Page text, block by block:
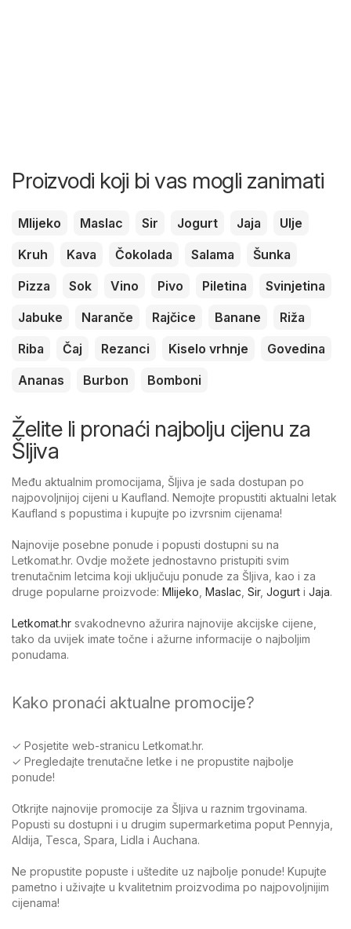
Proizvodi koji bi vas mogli zanimati
Mlijeko Maslac Sir Jogurt Jaja
Ulje
Kruh
Kava Čokolada Salama
Šunka
Pizza
Sok Vino Pivo Piletina
Svinjetina
Jabuke
Naranče Rajčice Banane
Riža
Riba
Čaj Rezanci Kiselo vrhnje
Govedina
Ananas
Burbon Bomboni
Želite li pronaći najbolju cijenu za
Šljiva
Među aktualnim promocijama, Šljiva je sada dostupan po
najpovoljnijoj cijeni u Kaufland. Nemojte propustiti aktualni letak
Kaufland s popustima i kupujte po izvrsnim cijenama!
Najnovije posebne ponude i popusti dostupni su na
Letkomat.hr. Ovdje možete jednostavno pristupiti svim
trenutačnim letcima koji uključuju ponude za Šljiva, kao i za
druge popularne proizvode: Mlijeko, Maslac, Sir, Jogurt i Jaja.
Letkomat.hr svakodnevno ažurira najnovije akcijske cijene,
tako da uvijek imate točne i ažurne informacije o najboljim
ponudama.
Kako pronaći aktualne promocije?
✓ Posjetite web-stranicu Letkomat.hr.
✓ Pregledajte trenutačne letke i ne propustite najbolje
ponude!
Otkrijte najnovije promocije za Šljiva u raznim trgovinama.
Popusti su dostupni i u drugim supermarketima poput Pennyja,
Aldija, Tesca, Spara, Lidla i Auchana.
Ne propustite popuste i uštedite uz najbolje ponude! Kupujte
pametno i uživajte u kvalitetnim proizvodima po najpovoljnijim
cijenama!